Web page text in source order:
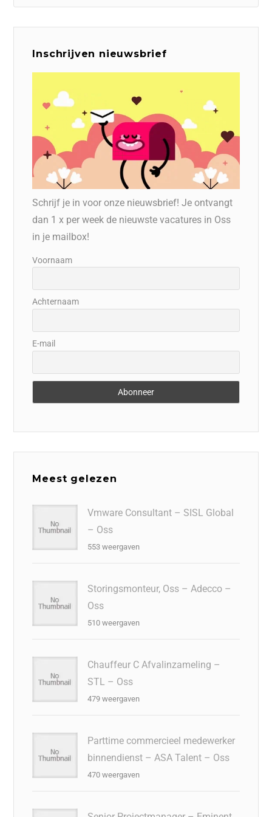
Inschrijven nieuwsbrief
Schrijf je in voor onze nieuwsbrief! Je ontvangt
dan 1 x per week de nieuwste vacatures in Oss
in je mailbox!
Voornaam
Achternaam
E-mail
Meest gelezen
Vmware Consultant – SISL Global
– Oss
553 weergaven
Storingsmonteur, Oss – Adecco –
Oss
510 weergaven
Chauffeur C Afvalinzameling –
STL – Oss
479 weergaven
Parttime commercieel medewerker
binnendienst – ASA Talent – Oss
470 weergaven